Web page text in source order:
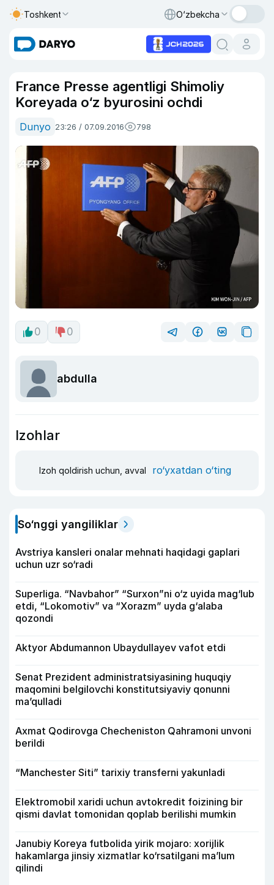
Toshkent O‘zbekcha
France Presse agentligi Shimoliy
Koreyada o‘z byurosini ochdi
Dunyo 23:26 / 07.09.2016 798
0 0
abdulla
Izohlar
Izoh qoldirish uchun, avval ro‘yxatdan o‘ting
So‘nggi yangiliklar
Avstriya kansleri onalar mehnati haqidagi gaplari
uchun uzr so‘radi
Superliga. “Navbahor” “Surxon”ni o‘z uyida mag‘lub
etdi, “Lokomotiv” va “Xorazm” uyda g‘alaba
qozondi
Aktyor Abdu­mannon Ubaydullayev vafot etdi
Senat Prezident administratsiyasining huquqiy
maqomini belgilovchi konstitutsiyaviy qonunni
ma’qulladi
Axmat Qodirovga Checheniston Qahramoni unvoni
berildi
“Manchester Siti” tarixiy transferni yakunladi
Elektromobil xaridi uchun avtokredit foizining bir
qismi davlat tomonidan qoplab berilishi mumkin
Janubiy Koreya futbolida yirik mojaro: xorijlik
hakamlarga jinsiy xizmatlar ko‘rsatilgani ma’lum
qilindi